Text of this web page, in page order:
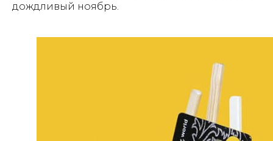
дождливый ноябрь.